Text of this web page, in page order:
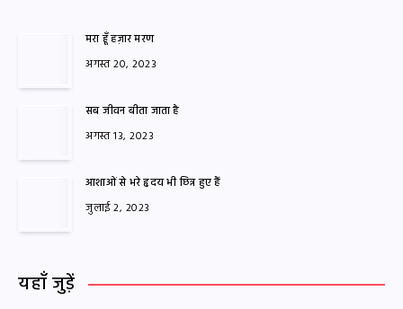
मरा हूँ हज़ार मरण
अगस्त 20, 2023
सब जीवन बीता जाता है
अगस्त 13, 2023
आशाओं से भरे हृदय भी छिन्न हुए हैं
जुलाई 2, 2023
यहाँ जुड़ें